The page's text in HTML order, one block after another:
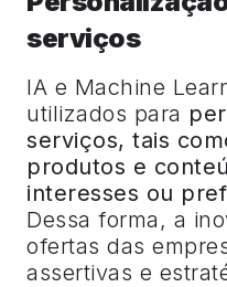
serviços
IA e Machine
utilizados para
serviços, tais
produtos e
interesses ou
Dessa forma, a
ofertas das
assertivas e